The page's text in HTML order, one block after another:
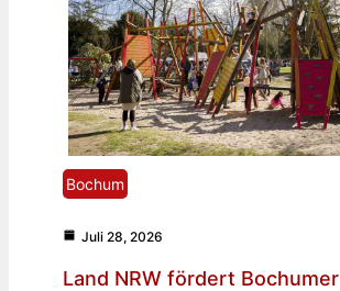
Bochum
Juli 28, 2026
Land NRW fördert Bochumer